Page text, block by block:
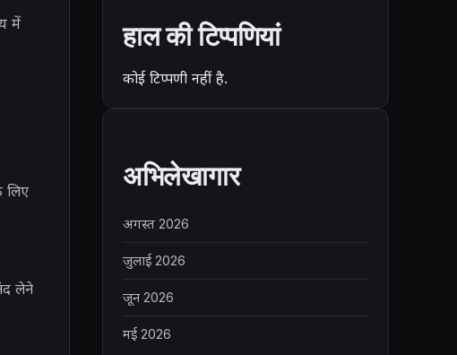
में
लिए
लेने
हाल की टिप्पणियां
कोई टिप्पणी नहीं है.
अभिलेखागार
अगस्त 2026
जुलाई 2026
जून 2026
मई 2026